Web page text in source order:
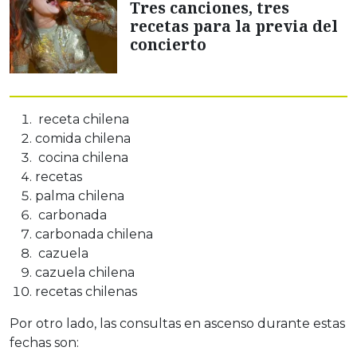
Tres canciones, tres
recetas para la previa del
concierto
receta chilena
comida chilena
cocina chilena
recetas
palma chilena
carbonada
carbonada chilena
cazuela
cazuela chilena
recetas chilenas
Por otro lado, las consultas en ascenso durante estas
fechas son: